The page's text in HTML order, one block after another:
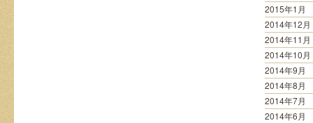
2015年1月
2014年12月
2014年11月
2014年10月
2014年9月
2014年8月
2014年7月
2014年6月